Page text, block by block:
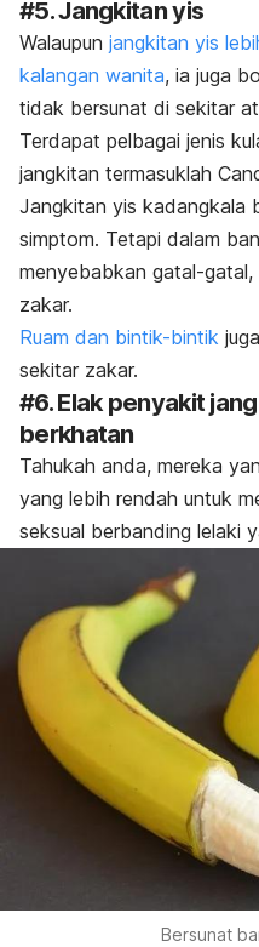
#5. Jangkitan yis
Walaupun jangkitan yis
kalangan wanita, ia juga
tidak bersunat di sekitar
Terdapat pelbagai jenis
jangkitan termasuklah
Jangkitan yis kadangkala
simptom. Tetapi dalam
menyebabkan gatal-
zakar.
Ruam dan bintik-bintik
sekitar zakar.
#6. Elak penyakit
berkhatan
Tahukah anda, mereka
yang lebih rendah untuk
seksual berbanding lelaki
Bersunat